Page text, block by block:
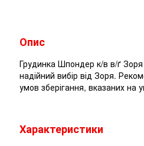
Опис
Грудинка Шпондер к/в в/ґ
надійний вибір від Зоря.
умов зберігання, вказаних на
Характеристики